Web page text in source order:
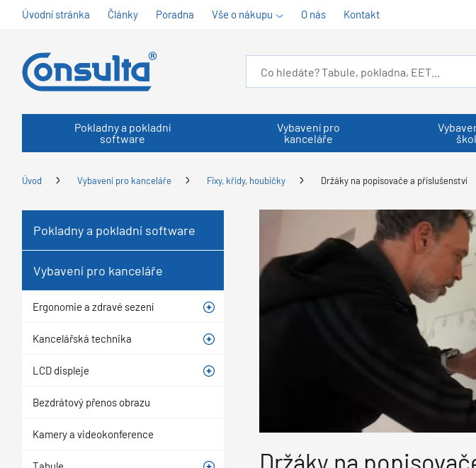
Úvodní stránka Články Poradna Vše o nákupu O nás Kontakt
Pokladny a pokladní
software
Vybavení pro
kanceláře
Úvod Vybavení pro kanceláře Fixy, křídy, houbičky Držáky na popisovače a příslušenství
Pokladny a pokladní software
Vybavení pro kanceláře
Ergonomie a zdravé sezení
Kancelářská technika
LCD displeje
Bezdrátový přenos obrazu
Kamery a videokonference
Držáky na